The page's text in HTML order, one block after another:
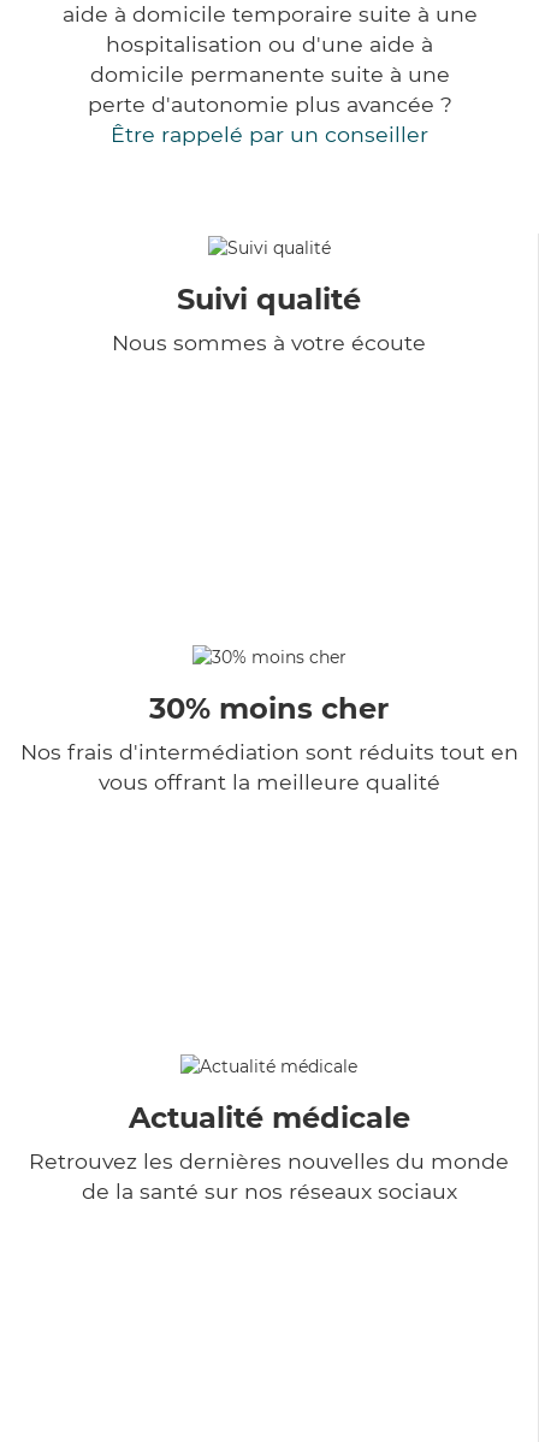
aide à domicile temporaire suite à une
hospitalisation ou d'une aide à
domicile permanente suite à une
perte d'autonomie plus avancée ?
Être rappelé par un conseiller
Suivi qualité
Nous sommes à votre écoute
30% moins cher
Nos frais d'intermédiation sont réduits tout en
vous offrant la meilleure qualité
Actualité médicale
Retrouvez les dernières nouvelles du monde
de la santé sur nos réseaux sociaux